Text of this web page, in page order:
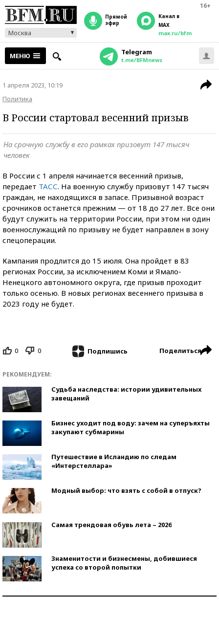
16+
Москва
прямой
эфир
Канал в
MAX
max.ru/bfm
МЕНЮ Telegram
t.me/BFMnews
1 апреля 2023, 10:19
Политика
В России стартовал весенний призыв
На срочную службу в его рамках призовут 147 тысяч
человек
В России с 1 апреля начинается весенний призыв,
передает ТАСС. На военную службу призовут 147 тысяч
граждан, не находящихся в запасе. Призывной возраст
срочников останется прежним — от 18 до 27 лет. Все они
будут служить на территории России, при этом ни один
военнослужащий по призыву не будет направлен в зону
спецоперации.
Кампания продлится до 15 июля. Она пройдет в 83
регионах России, за исключением Коми и Ямало-
Ненецкого автономного округа, где призыв проходит
только осенью. В новых регионах весеннего призыва в
2023 году не будет.
0 0 Подпишись Поделиться
РЕКОМЕНДУЕМ:
Судьба наследства: истории удивительных
завещаний
Бизнес уходит под воду: зачем на суперъяхты
закупают субмарины
Путешествие в Исландию по следам
«Интерстеллара»
Модный выбор: что взять с собой в отпуск?
Самая трендовая обувь лета – 2026
Знаменитости и бизнесмены, добившиеся
успеха со второй попытки